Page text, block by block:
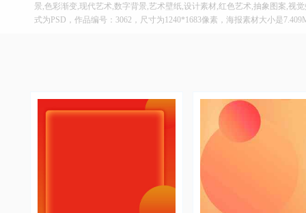
景,色彩渐变,现代艺术,数字背景,艺术壁纸,设计素材,红色艺术,抽象图案,视
式为PSD，作品编号：3062，尺寸为1240*1683像素，海报素材大小是